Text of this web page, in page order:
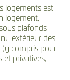
logements est
logement,
plafonds
extérieur des
(y compris pour
et privatives,